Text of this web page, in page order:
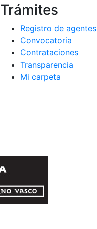
Trámites
Registro de agentes
Convocatoria
Contrataciones
Transparencia
Mi carpeta